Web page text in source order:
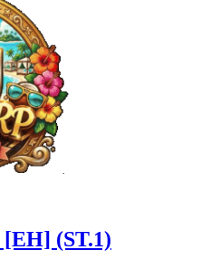
[EH] (ST.1)